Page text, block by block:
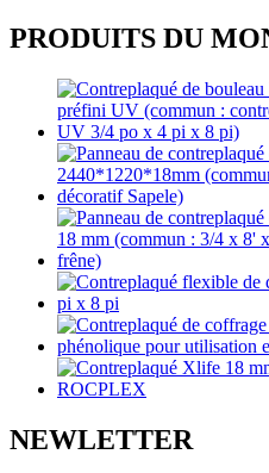
PRODUITS DU
NEWLETTER